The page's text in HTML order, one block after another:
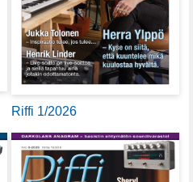
Riffi 1/2026